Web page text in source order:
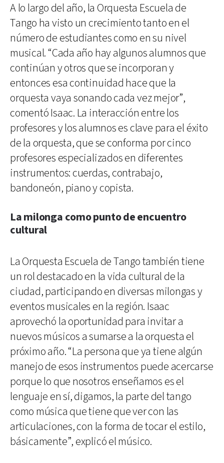
A lo largo del año, la Orquesta Escuela de
Tango ha visto un crecimiento tanto en el
número de estudiantes como en su nivel
musical. “Cada año hay algunos alumnos que
continúan y otros que se incorporan y
entonces esa continuidad hace que la
orquesta vaya sonando cada vez mejor”,
comentó Isaac. La interacción entre los
profesores y los alumnos es clave para el éxito
de la orquesta, que se conforma por cinco
profesores especializados en diferentes
instrumentos: cuerdas, contrabajo,
bandoneón, piano y copista.
La milonga como punto de encuentro
cultural
La Orquesta Escuela de Tango también tiene
un rol destacado en la vida cultural de la
ciudad, participando en diversas milongas y
eventos musicales en la región. Isaac
aprovechó la oportunidad para invitar a
nuevos músicos a sumarse a la orquesta el
próximo año. “La persona que ya tiene algún
manejo de esos instrumentos puede acercarse
porque lo que nosotros enseñamos es el
lenguaje en sí, digamos, la parte del tango
como música que tiene que ver con las
articulaciones, con la forma de tocar el estilo,
básicamente”, explicó el músico.